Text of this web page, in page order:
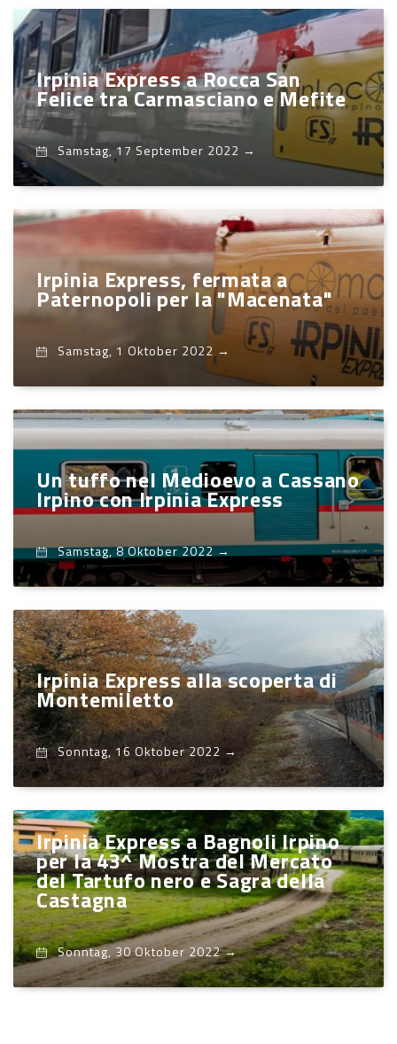
Irpinia Express a Rocca San
Felice tra Carmasciano e Mefite
Samstag, 17 September 2022 →
Irpinia Express, fermata a
Paternopoli per la "Macenata"
Samstag, 1 Oktober 2022 →
Un tuffo nel Medioevo a Cassano
Irpino con Irpinia Express
Samstag, 8 Oktober 2022→
Irpinia Express alla scoperta di
Montemiletto
Sonntag, 16 Oktober 2022 →
Irpinia Express a Bagnoli Irpino
per la 43^ Mostra del Mercato
del Tartufo nero e Sagra della
Castagna
Sonntag, 30 Oktober 2022→